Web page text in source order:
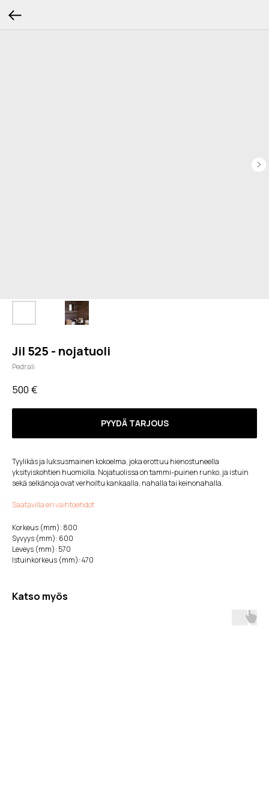
Jil 525 - nojatuoli
Pedrali
500 €
PYYDÄ TARJOUS
Tyylikäs ja luksusmainen kokoelma, joka erottuu hienostuneella
yksityiskohtien huomiolla. Nojatuolissa on tammi-puinen runko, ja istuin
sekä selkänoja ovat verhoiltu kankaalla, nahalla tai keinonahalla.
Saatavilla eri vaihtoehdot
Korkeus (mm): 800
Syvyys (mm): 600
Leveys (mm): 570
Istuinkorkeus (mm): 470
Katso myös